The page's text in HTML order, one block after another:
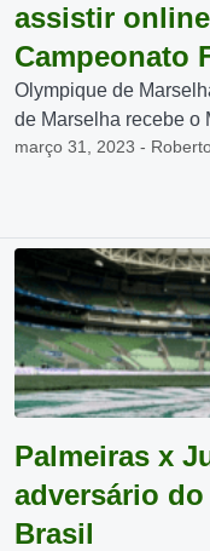
assistir
Campeonato
Olympique de
de Marselha recebe o
março 31, 2023 -
Palmeiras x
adversário
Brasil